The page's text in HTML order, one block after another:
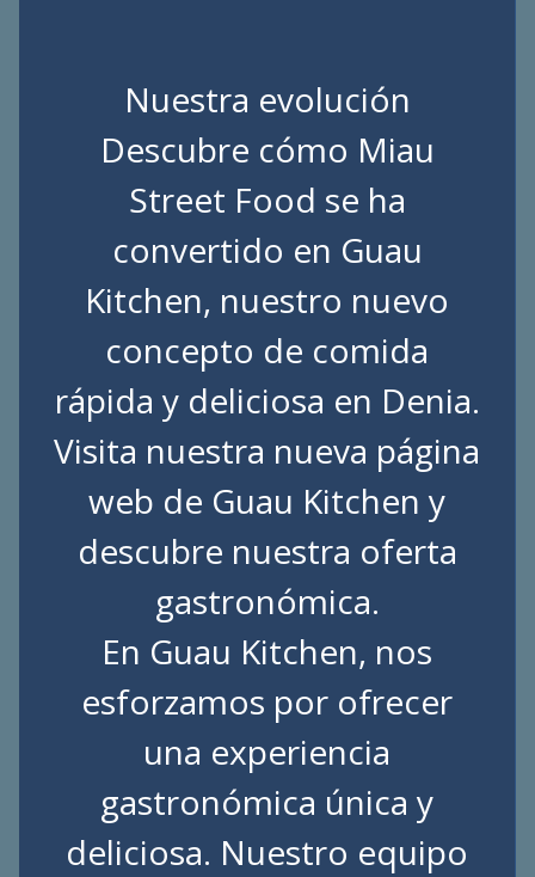
Nuestra evolución
Descubre cómo Miau
Street Food se ha
convertido en Guau
Kitchen, nuestro nuevo
concepto de comida
rápida y deliciosa en Denia.
Visita nuestra nueva página
web de Guau Kitchen y
descubre nuestra oferta
gastronómica.
En Guau Kitchen, nos
esforzamos por ofrecer
una experiencia
gastronómica única y
deliciosa. Nuestro equipo